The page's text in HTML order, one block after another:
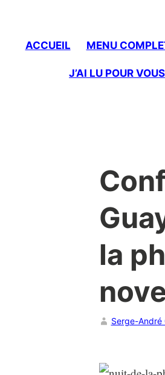
ACCUEIL MENU
J’AI LU POUR VOUS
la
Serge-André